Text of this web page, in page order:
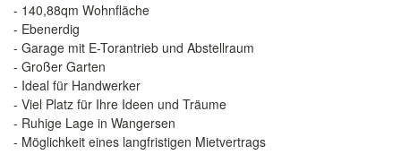
- 140,88qm Wohnfläche
- Ebenerdig
- Garage mit E-Torantrieb und Abstellraum
- Großer Garten
- Ideal für Handwerker
- Viel Platz für Ihre Ideen und Träume
- Ruhige Lage in Wangersen
- Möglichkeit eines langfristigen Mietvertrags